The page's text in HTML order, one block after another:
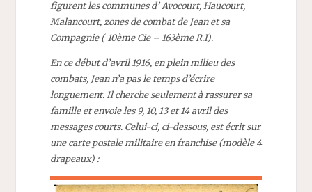
figurent les communes d’ Avocourt, Haucourt,
Malancourt, zones de combat de Jean et sa
Compagnie ( 10ème Cie – 163ème R.I).
En ce début d’avril 1916, en plein milieu des
combats, Jean n’a pas le temps d’écrire
longuement. Il cherche seulement à rassurer sa
famille et envoie les 9, 10, 13 et 14 avril des
messages courts. Celui-ci, ci-dessous, est écrit sur
une carte postale militaire en franchise (modèle 4
drapeaux) :